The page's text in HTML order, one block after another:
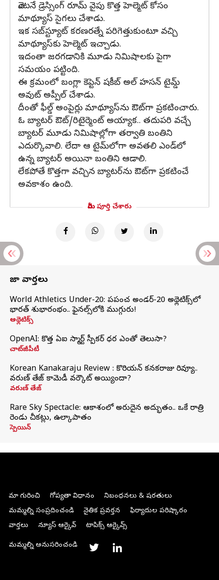
వెంటనే డ్రెస్సింగ్ రూమ్ వైపు కొత్త హెల్మెట్ కోసం
మాథ్యూస్ సైగలు చేశాడు.
ఇక సబ్‌స్ట్యూట్ కరణరత్నే పరిగెత్తుకుంటూ వచ్చి
మాథ్యూస్‌కు హెల్మెట్ ఇచ్చాడు.
ఇదంతా జరగడానికి మూడు నిమిషాలకు పైగా
సమయం పట్టింది.
ఈ క్రమంలో బంగ్లా కెప్టెన్ షకీబ్ అల్ హసన్ టైమ్డ్
అవుట్ అప్పీల్ చేశాడు.
దీంతో ఫీల్డ్ అంపైర్లు మాథ్యూస్‌ను ఔట్‌గా ప్రకటించారు.
ఓ బ్యాటర్ ఔట్/రిటైర్మెంట్ అయ్యాక.. తదుపరి వచ్చే
బ్యాటర్ మూడు నిమిషాల్లోగా తర్వాతి బంతిని
ఎదుర్కొవాలి. లేదా ఆ టైమ్‍లోగా అవతలి ఎండ్‍లో
ఉన్న బ్యాటర్ అయినా బంతిని ఆడాలి.
లేకపోతే కొత్తగా వచ్చిన బ్యాటర్‌ను ఔట్‍గా ప్రకటించే
అవకాశం ఉంది.
మీరు పూర్తి చేశారు
తాజా వార్తలు
World Athletics Under-20: ప్రపంచ అండర్-20 అథ్లెటిక్స్‌లో
భారత్‌ శుభారంభం.. ఫైనల్స్‌లోకి ముగ్గురు!
అథ్లెటిక్స్
OpenAI: కొత్త ఏఐ స్మార్ట్ స్పీకర్ ధర ఎంతో తెలుసా?
చాట్‌జీపీటీ
Korean Kanakaraju Review : కొరియన్ కనకరాజు రివ్యూ..
వరుణ్ తేజ్ కామెడీ వర్కౌట్ అయ్యిందా?
వరుణ్ తేజ్
Rare Sky Spectacle: ఆకాశంలో అరుదైన అద్భుతం.. ఒకే రాత్రి
రెండు చీకట్లు, ఉల్కాపాతం
స్పెయిన్
మా గురించి గోప్యతా విధానం
నిబంధనలు & షరతులు
మమ్మల్ని సంప్రదించండి
నైతిక ప్రవర్తన
ఫిర్యాదుల పరిష్కారం
వార్తలు
న్యూస్ ఆర్కైవ్ టాపిక్స్ ఆర్కైవ్స్
మమ్మల్ని అనుసరించండి